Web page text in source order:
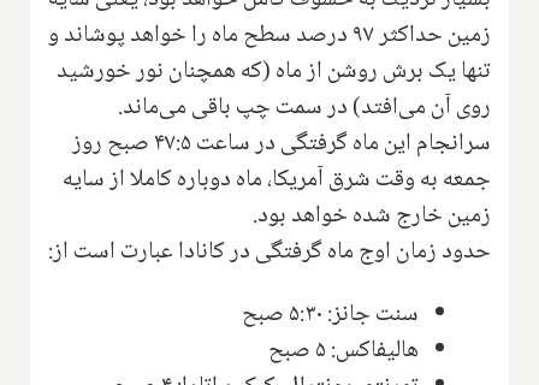
زمین حداکثر ۹۷ درصد سطح ماه را خواهد پوشاند و
تنها یک برش روشن از ماه (که همچنان نور خورشید
روی آن می‌افتد) در سمت چپ باقی می‌ماند.
سرانجام این ماه گرفتگی در ساعت ۴۷:۵ صبح روز
جمعه به وقت شرق آمریکا، ماه دوباره کاملا از سایه
زمین خارج شده خواهد بود.
حدود زمان اوج ماه گرفتگی در کانادا عبارت است از:
سنت جانز: ۵:۳۰ صبح
هالیفاکس: ۵ صبح